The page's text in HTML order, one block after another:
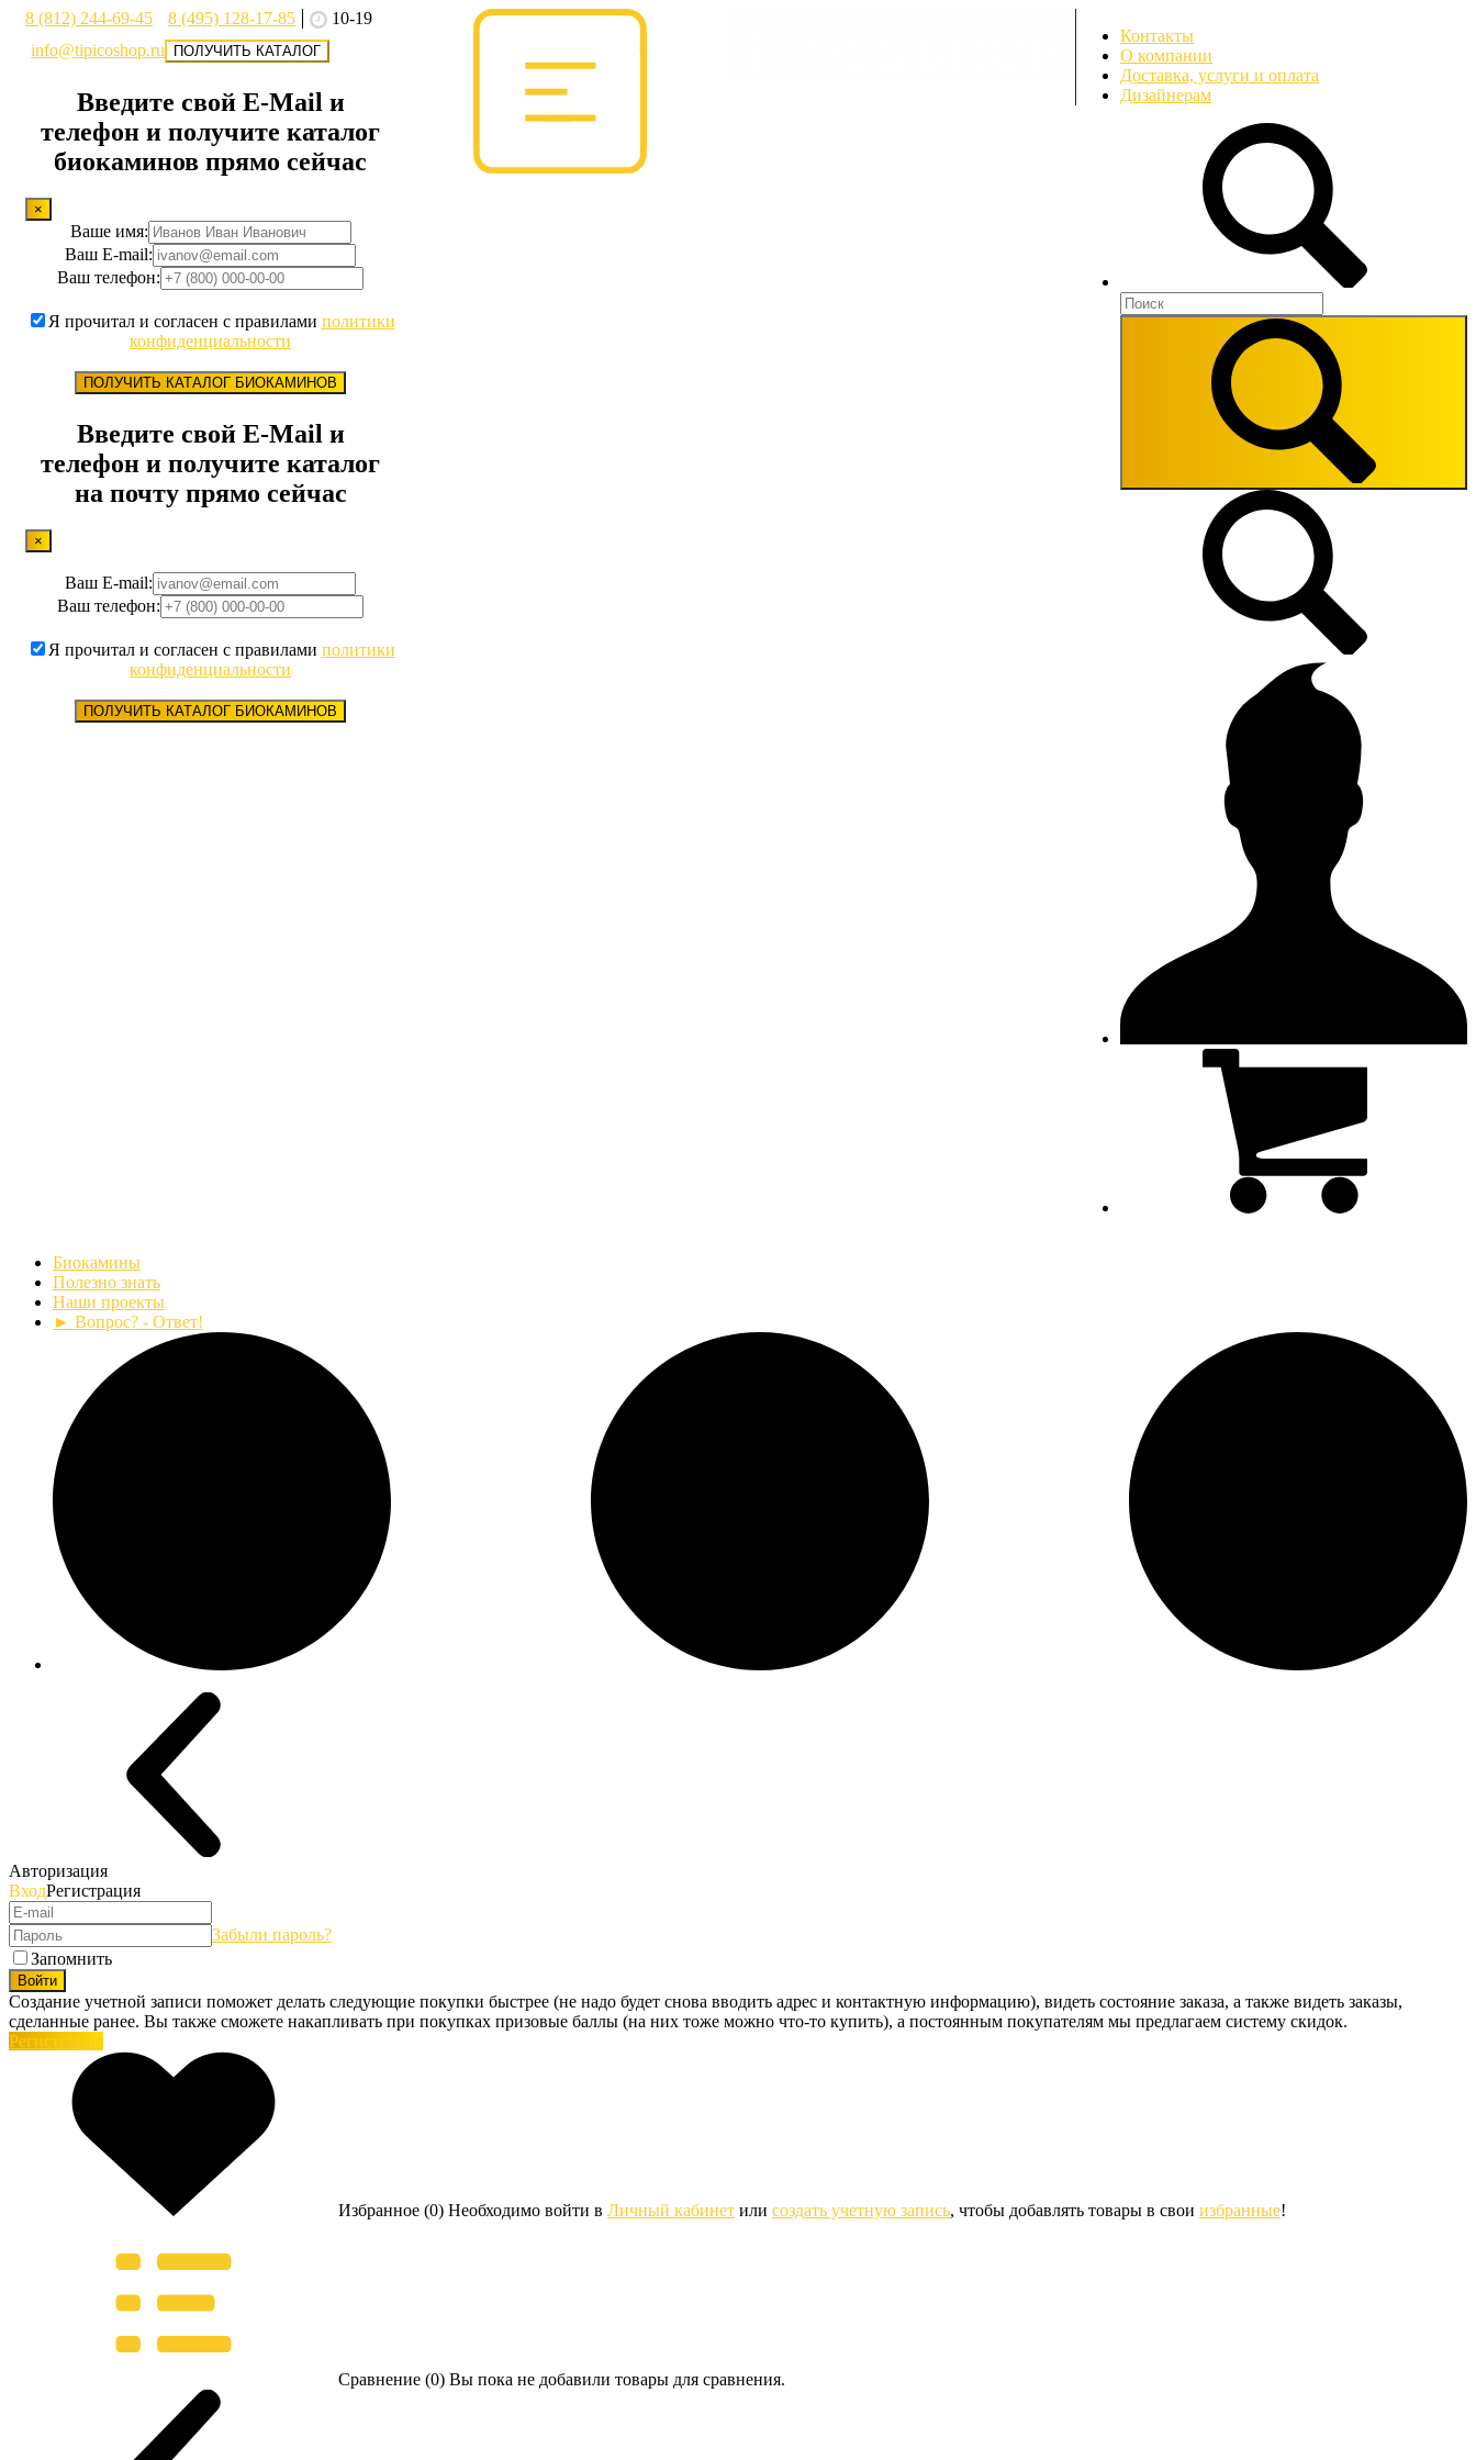
8 (812) 244-69-45 8 (495) 128-17-85
10-19
info@tipicoshop.ru
ПОЛУЧИТЬ КАТАЛОГ
Введите свой E-Mail и
телефон и получите каталог
биокаминов прямо сейчас
×
Ваше имя:
Ваш E-mail:
Ваш телефон:
Я прочитал и согласен с правилами политики
конфиденциальности
ПОЛУЧИТЬ КАТАЛОГ БИОКАМИНОВ
Введите свой E-Mail и
телефон и получите каталог
на почту прямо сейчас
×
Ваш E-mail:
Ваш телефон:
Я прочитал и согласен с правилами политики
конфиденциальности
ПОЛУЧИТЬ КАТАЛОГ БИОКАМИНОВ
Контакты
О компании
Доставка, услуги и оплата
Дизайнерам
Биокамины
Полезно знать
Наши проекты
► Вопрос? - Ответ!
Авторизация
ВходРегистрация
Забыли пароль?
Запомнить
Войти
Создание учетной записи поможет делать следующие покупки быстрее (не надо будет снова вводить адрес и контактную информацию), видеть состояние заказа, а также видеть заказы,
сделанные ранее. Вы также сможете накапливать при покупках призовые баллы (на них тоже можно что-то купить), а постоянным покупателям мы предлагаем систему скидок.
Регистрация
Избранное (0) Необходимо войти в Личный кабинет или создать учетную запись, чтобы добавлять товары в свои избранные!
Сравнение (0) Вы пока не добавили товары для сравнения.